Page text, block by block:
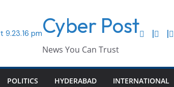
Cyber Post
News You Can Trust
POLITICS HYDERABAD INTERNATIONAL